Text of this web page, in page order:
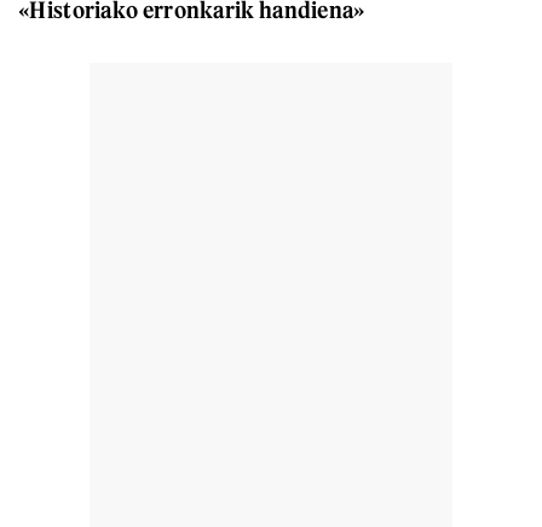
«Historiako erronkarik handiena»